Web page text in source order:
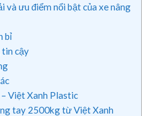
và ưu điểm nổi bật của xe nâng
bỉ
tin cậy
Việt Xanh Plastic
tay 2500kg từ Việt Xanh